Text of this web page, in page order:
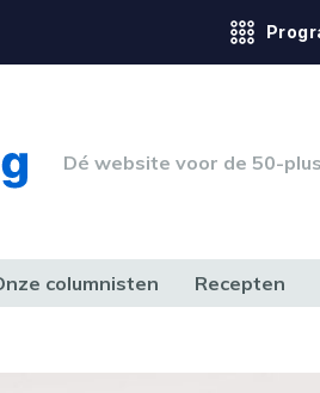
Dé website voor de 50-
columnisten Recepten